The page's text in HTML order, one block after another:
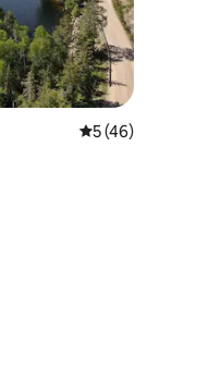
평점 5점(5점 만점
5 (46)